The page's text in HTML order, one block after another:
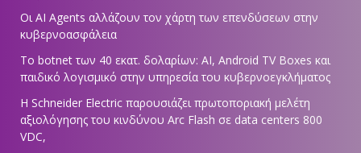
Οι AI Agents αλλάζουν τον χάρτη των επενδύσεων στην
κυβερνοασφάλεια
Το botnet των 40 εκατ. δολαρίων: AI, Android TV Boxes και
παιδικό λογισμικό στην υπηρεσία του κυβερνοεγκλήματος
Η Schneider Electric παρουσιάζει πρωτοποριακή μελέτη
αξιολόγησης του κινδύνου Arc Flash σε data centers 800
VDC,